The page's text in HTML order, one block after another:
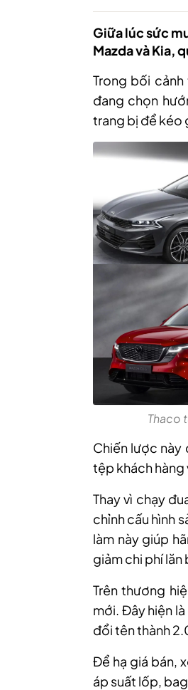
Giữa lúc sức
Mazda và Kia,
Trong bối
đang chọn
trang bị để kéo
Thaco
Chiến lược này
tệp khách hàng
Thay vì chạy
chỉnh cấu hình
làm này giúp
giảm chi phí lăn
Trên thương
mới. Đây hiện
đổi tên thành
Để hạ giá bán,
áp suất lốp,